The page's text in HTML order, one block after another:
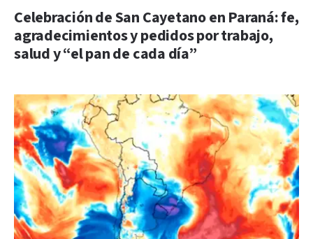
Celebración de San Cayetano en Paraná: fe,
agradecimientos y pedidos por trabajo,
salud y “el pan de cada día”